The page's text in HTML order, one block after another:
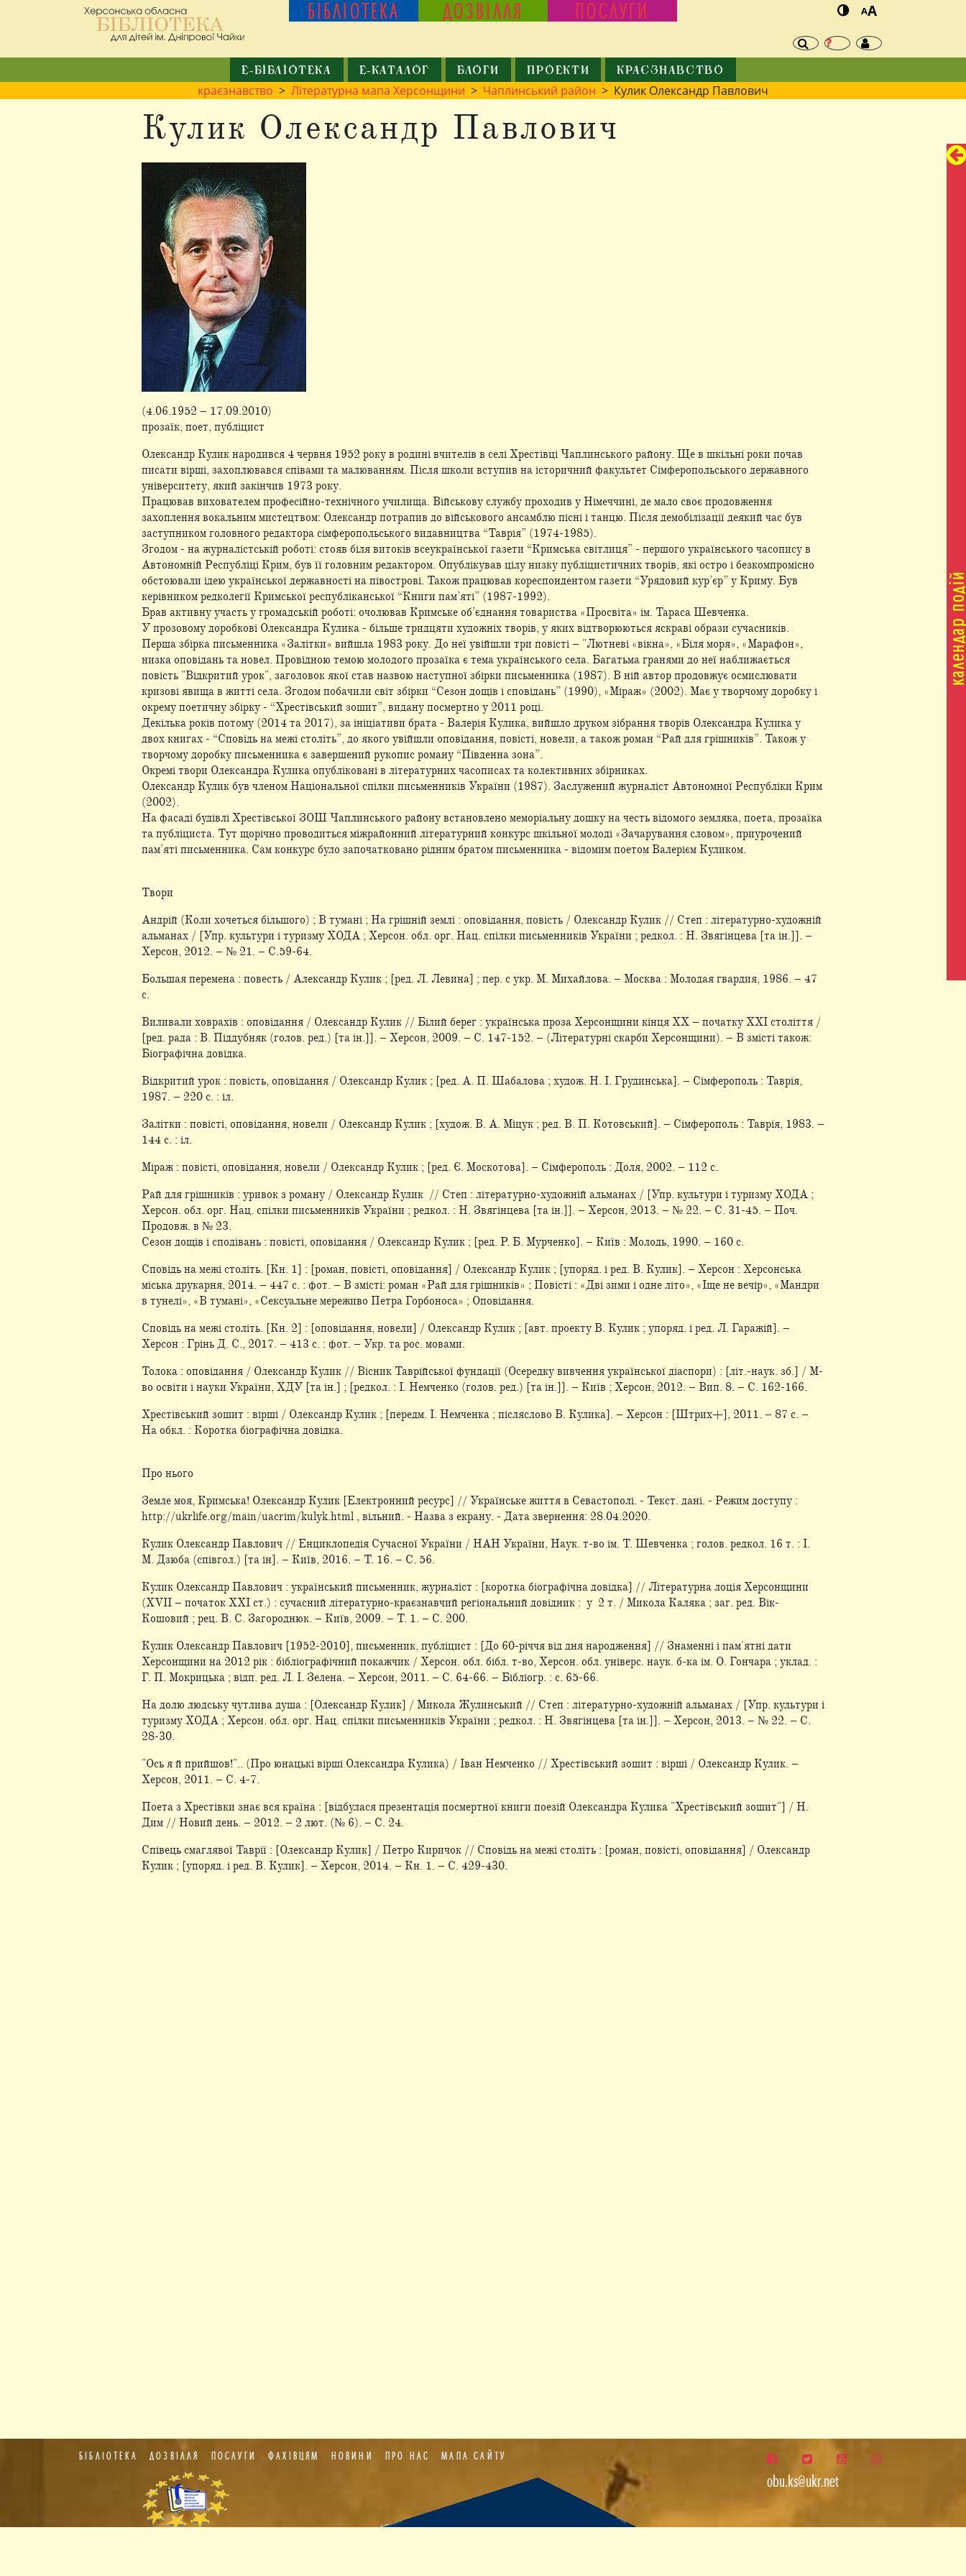
БІБЛІОТЕКА ДОЗВІЛЛЯ ПОСЛУГИ AA
Е-БІБЛІОТЕКА Е-КАТАЛОГ БЛОГИ ПРОЕКТИ КРАЄЗНАВСТВО
краєзнавство > Літературна мапа Херсонщини > Чаплинський район > Кулик Олександр Павлович
Кулик Олександр Павлович
(4.06.1952 – 17.09.2010)
прозаїк, поет, публіцист
Олександр Кулик народився 4 червня 1952 року в родині вчителів в селі Хрестівці Чаплинського району. Ще в шкільні роки почав
писати вірші, захоплювався співами та малюванням. Після школи вступив на історичний факультет Сімферопольського державного
університету, який закінчив 1973 року.
Працював вихователем професійно-технічного училища. Військову службу проходив у Німеччині, де мало своє продовження
захоплення вокальним мистецтвом: Олександр потрапив до військового ансамблю пісні і танцю. Після демобілізації деякий час був
заступником головного редактора сімферопольського видавництва “Таврія” (1974-1985).
Згодом - на журналістській роботі: стояв біля витоків всеукраїнської газети “Кримська світлиця” - першого українського часопису в
Автономній Республіці Крим, був її головним редактором. Опублікував цілу низку публіцистичних творів, які остро і безкомпромісно
обстоювали ідею української державності на півострові. Також працював кореспондентом газети “Урядовий кур’єр” у Криму. Був
керівником редколегії Кримської республіканської “Книги пам’яті” (1987-1992).
Брав активну участь у громадській роботі: очолював Кримське об’єднання товариства «Просвіта» ім. Тараса Шевченка.
У прозовому доробкові Олександра Кулика - більше тридцяти художніх творів, у яких відтворюються яскраві образи сучасників.
Перша збірка письменника «Залітки» вийшла 1983 року. До неї увійшли три повісті – "Лютневі «вікна», «Біля моря», «Марафон»,
низка оповідань та новел. Провідною темою молодого прозаїка є тема українського села. Багатьма гранями до неї наближається
повість "Відкритий урок", заголовок якої став назвою наступної збірки письменника (1987). В ній автор продовжує осмислювати
кризові явища в житті села. Згодом побачили світ збірки “Сезон дощів і сповідань” (1990), «Міраж» (2002). Має у творчому доробку і
окрему поетичну збірку - “Хрестівський зошит”, видану посмертно у 2011 році.
Декілька років потому (2014 та 2017), за ініціативи брата - Валерія Кулика, вийшло друком зібрання творів Олександра Кулика у
двох книгах - “Сповідь на межі століть”, до якого увійшли оповідання, повісті, новели, а також роман “Рай для грішників”. Також у
творчому доробку письменника є завершений рукопис роману “Південна зона”.
Окремі твори Олександра Кулика опубліковані в літературних часописах та колективних збірниках.
Олександр Кулик був членом Національної спілки письменників України (1987). Заслужений журналіст Автономної Республіки Крим
(2002).
На фасаді будівлі Хрестівської ЗОШ Чаплинського району встановлено меморіальну дошку на честь відомого земляка, поета, прозаїка
та публіциста. Тут щорічно проводиться міжрайонний літературний конкурс шкільної молоді «Зачарування словом», приурочений
пам’яті письменника. Сам конкурс було започатковано рідним братом письменника - відомим поетом Валерієм Куликом.
Твори
Андрій (Коли хочеться більшого) ; В тумані ; На грішній землі : оповідання, повість / Олександр Кулик // Степ : літературно-художній
альманах / [Упр. культури і туризму ХОДА ; Херсон. обл. орг. Нац. спілки письменників України ; редкол. : Н. Звягінцева [та ін.]]. –
Херсон, 2012. – № 21. – С.59-64.
Большая перемена : повесть / Александр Кулик ; [ред. Л. Левина] ; пер. с укр. М. Михайлова. – Москва : Молодая гвардия, 1986. – 47
с.
Виливали ховрахів : оповідання / Олександр Кулик // Білий берег : українська проза Херсонщини кінця ХХ – початку ХХІ століття /
[ред. рада : В. Піддубняк (голов. ред.) [та ін.]]. – Херсон, 2009. – С. 147-152. – (Літературні скарби Херсонщини). – В змісті також:
Біографічна довідка.
Відкритий урок : повість, оповідання / Олександр Кулик ; [ред. А. П. Шабалова ; худож. Н. І. Грудинська]. – Сімферополь : Таврія,
1987. – 220 с. : іл.
Залітки : повісті, оповідання, новели / Олександр Кулик ; [худож. В. А. Міцук ; ред. В. П. Котовський]. – Сімферополь : Таврія, 1983. –
144 с. : іл.
Міраж : повісті, оповідання, новели / Олександр Кулик ; [ред. Є. Москотова]. – Сімферополь : Доля, 2002. – 112 с.
Рай для грішників : уривок з роману / Олександр Кулик // Степ : літературно-художній альманах / [Упр. культури і туризму ХОДА ;
Херсон. обл. орг. Нац. спілки письменників України ; редкол. : Н. Звягінцева [та ін.]]. – Херсон, 2013. – № 22. – С. 31-45. – Поч.
Продовж. в № 23.
Сезон дощів і сподівань : повісті, оповідання / Олександр Кулик ; [ред. Р. Б. Мурченко]. – Київ : Молодь, 1990. – 160 с.
Сповідь на межі століть. [Кн. 1] : [роман, повісті, оповідання] / Олександр Кулик ; [упоряд. і ред. В. Кулик]. – Херсон : Херсонська
міська друкарня, 2014. – 447 с. : фот. – В змісті: роман «Рай для грішників» ; Повісті : «Дві зими і одне літо», «Іще не вечір», «Мандри
в тунелі», «В тумані», «Сексуальне мереживо Петра Горбоноса» ; Оповідання.
Сповідь на межі століть. [Кн. 2] : [оповідання, новели] / Олександр Кулик ; [авт. проекту В. Кулик ; упоряд. і ред. Л. Гаражій]. –
Херсон : Грінь Д. С., 2017. – 413 с. : фот. – Укр. та рос. мовами.
Толока : оповідання / Олександр Кулик // Вісник Таврійської фундації (Осередку вивчення української діаспори) : [літ.-наук. зб.] / М-
во освіти і науки України, ХДУ [та ін.] ; [редкол. : І. Немченко (голов. ред.) [та ін.]]. – Київ ; Херсон, 2012. – Вип. 8. – С. 162-166.
Хрестівський зошит : вірші / Олександр Кулик ; [передм. І. Немченка ; післяслово В. Кулика]. – Херсон : [Штрих+], 2011. – 87 с. –
На обкл. : Коротка біографічна довідка.
Про нього
Земле моя, Кримська! Олександр Кулик [Електронний ресурс] // Українське життя в Севастополі. - Текст. дані. - Режим доступу :
http://ukrlife.org/main/uacrim/kulyk.html , вільний. - Назва з екрану. - Дата звернення: 28.04.2020.
Кулик Олександр Павлович // Енциклопедія Сучасної України / НАН України, Наук. т-во ім. Т. Шевченка ; голов. редкол. 16 т. : І.
М. Дзюба (співгол.) [та ін]. – Київ, 2016. – Т. 16. – С. 56.
Кулик Олександр Павлович : український письменник, журналіст : [коротка біографічна довідка] // Літературна лоція Херсонщини
(XVII – початок XXI ст.) : сучасний літературно-краєзнавчий регіональний довідник : у 2 т. / Микола Каляка ; заг. ред. Вік-
Кошовий ; рец. В. С. Загороднюк. – Київ, 2009. – Т. 1. – С. 200.
Кулик Олександр Павлович [1952-2010], письменник, публіцист : [До 60-річчя від дня народження] // Знаменні і пам'ятні дати
Херсонщини на 2012 рік : бібліографічний покажчик / Херсон. обл. бібл. т-во, Херсон. обл. універс. наук. б-ка ім. О. Гончара ; уклад. :
Г. П. Мокрицька ; відп. ред. Л. І. Зелена. – Херсон, 2011. – С. 64-66. – Бібліогр. : с. 65-66.
На долю людську чутлива душа : [Олександр Кулик] / Микола Жулинський // Степ : літературно-художній альманах / [Упр. культури і
туризму ХОДА ; Херсон. обл. орг. Нац. спілки письменників України ; редкол. : Н. Звягінцева [та ін.]]. – Херсон, 2013. – № 22. – С.
28-30.
"Ось я й прийшов!".. (Про юнацькі вірші Олександра Кулика) / Іван Немченко // Хрестівський зошит : вірші / Олександр Кулик. –
Херсон, 2011. – С. 4-7.
Поета з Хрестівки знає вся країна : [відбулася презентація посмертної книги поезій Олександра Кулика "Хрестівський зошит"] / Н.
Дим // Новий день. – 2012. – 2 лют. (№ 6). – С. 24.
Співець смаглявої Таврії : [Олександр Кулик] / Петро Киричок // Сповідь на межі століть : [роман, повісті, оповідання] / Олександр
Кулик ; [упоряд. і ред. В. Кулик]. – Херсон, 2014. – Кн. 1. – С. 429-430.
БІБЛІОТЕКА ДОЗВІЛЛЯ ПОСЛУГИ ФАХІВЦЯМ НОВИНИ ПРО НАС МАПА САЙТУ
obu.ks@ukr.net